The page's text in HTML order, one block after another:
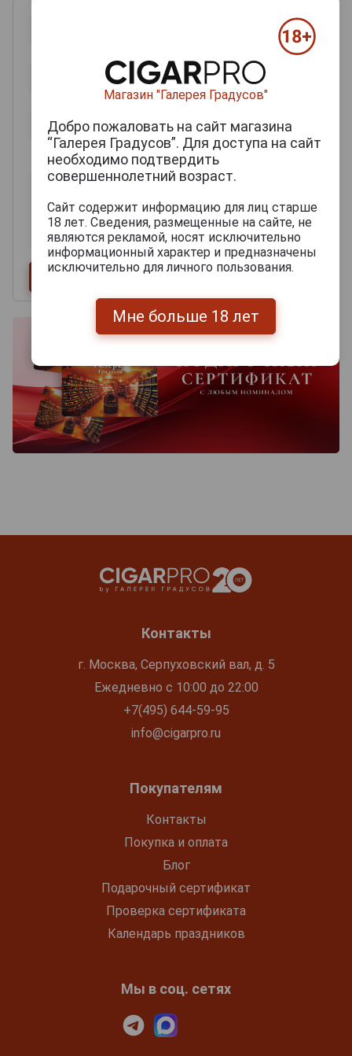
Контакты
г. Москва, Серпуховский вал, д. 5
Ежедневно с 10:00 до 22:00
+7(495) 644-59-95
info@cigarpro.ru
Покупателям
Контакты
Покупка и оплата
Блог
Подарочный сертификат
Проверка сертификата
Календарь праздников
Мы в соц. сетях
Магазин "Галерея Градусов"
Добро пожаловать на сайт магазина
“Галерея Градусов”. Для доступа на сайт
необходимо подтвердить
совершеннолетний возраст.
Сайт содержит информацию для лиц старше
18 лет. Сведения, размещенные на сайте, не
являются рекламой, носят исключительно
информационный характер и предназначены
исключительно для личного пользования.
Мне больше 18 лет